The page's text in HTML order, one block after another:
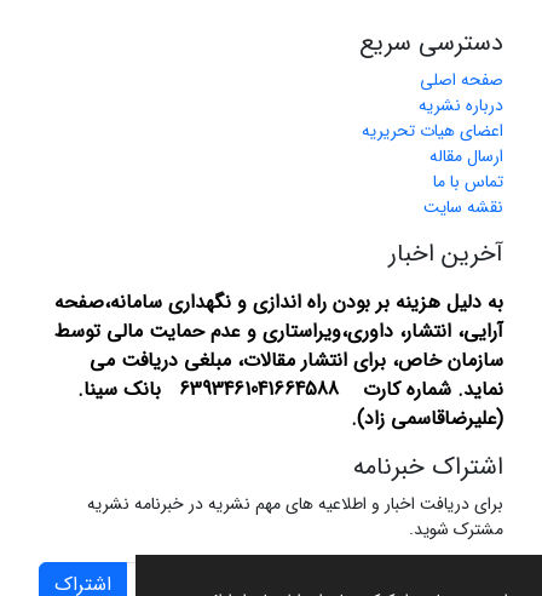
دسترسی سریع
صفحه اصلی
درباره نشریه
اعضای هیات تحریریه
ارسال مقاله
تماس با ما
نقشه سایت
آخرین اخبار
به دلیل هزینه بر بودن راه اندازی و نگهداری سامانه،صفحه
آرایی، انتشار، داوری،ویراستاری و عدم حمایت مالی توسط
سازمان خاص، برای انتشار مقالات، مبلغی دریافت می
نماید.
شماره کارت 6393461041664588 بانک سینا.
(علیرضاقاسمی زاد).
اشتراک خبرنامه
برای دریافت اخبار و اطلاعیه های مهم نشریه در خبرنامه نشریه
مشترک شوید.
اشتراک